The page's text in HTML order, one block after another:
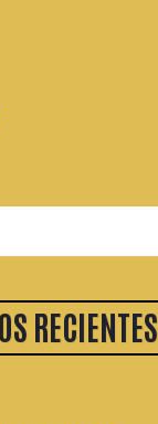
RECIENTES